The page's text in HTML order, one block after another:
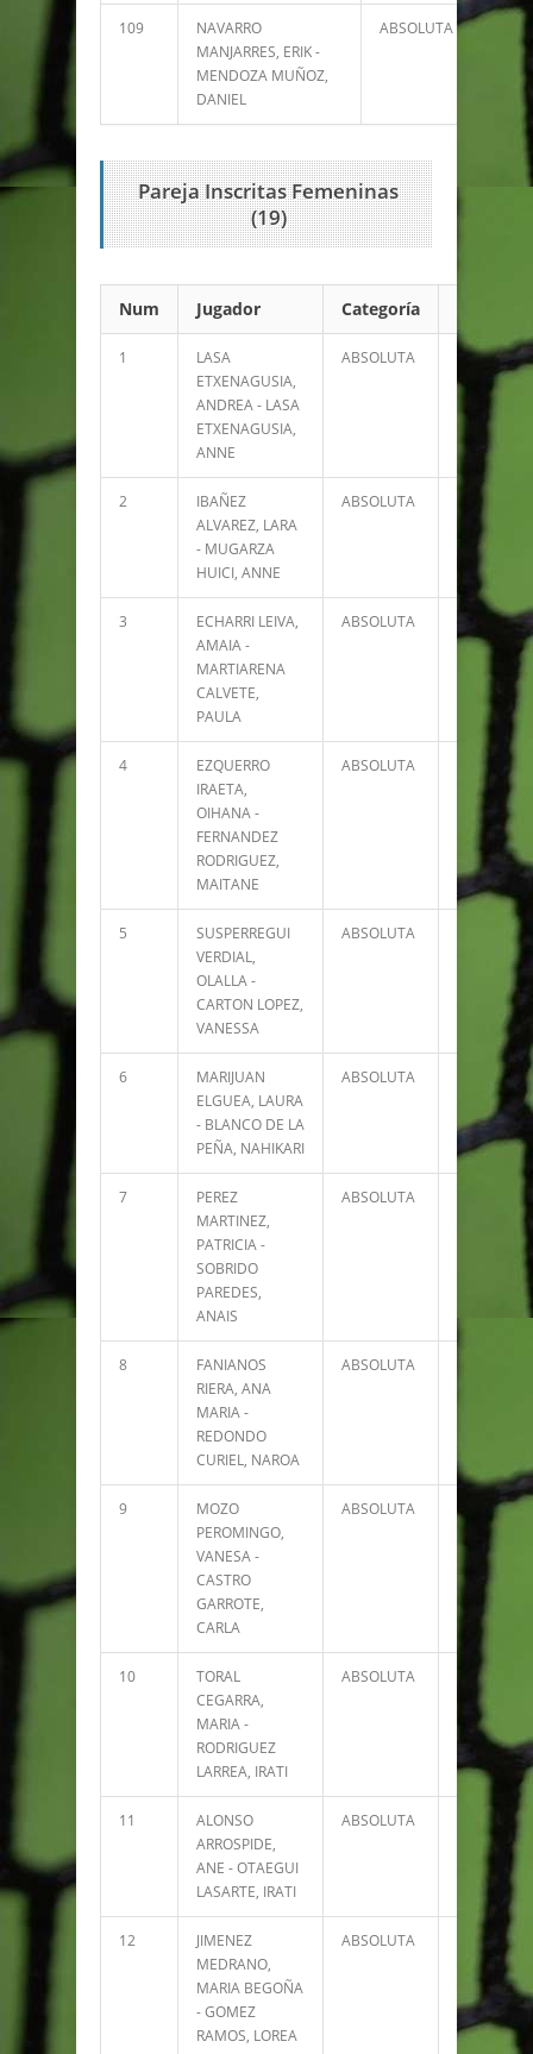
109
NAVARRO
MANJARRES, ERIK -
MENDOZA MUÑOZ,
DANIEL
ABSOLUTA
Pareja Inscritas Femeninas
(19)
Num Jugador Categoría
1
LASA
ETXENAGUSIA,
ANDREA - LASA
ETXENAGUSIA,
ANNE
ABSOLUTA 48746
2
IBAÑEZ
ALVAREZ, LARA
- MUGARZA
HUICI, ANNE
ABSOLUTA
3
ECHARRI LEIVA,
AMAIA -
MARTIARENA
CALVETE,
PAULA
ABSOLUTA 18471
4
EZQUERRO
IRAETA,
OIHANA -
FERNANDEZ
RODRIGUEZ,
MAITANE
ABSOLUTA
5
SUSPERREGUI
VERDIAL,
OLALLA -
CARTON LOPEZ,
VANESSA
ABSOLUTA
6
MARIJUAN
ELGUEA, LAURA
- BLANCO DE LA
PEÑA, NAHIKARI
ABSOLUTA 15224
7
PEREZ
MARTINEZ,
PATRICIA -
SOBRIDO
PAREDES,
ANAIS
ABSOLUTA
8
FANIANOS
RIERA, ANA
MARIA -
REDONDO
CURIEL, NAROA
ABSOLUTA
9
MOZO
PEROMINGO,
VANESA -
CASTRO
GARROTE,
CARLA
ABSOLUTA 11844
10
TORAL
CEGARRA,
MARIA -
RODRIGUEZ
LARREA, IRATI
ABSOLUTA 11795
11
ALONSO
ARROSPIDE,
ANE - OTAEGUI
LASARTE, IRATI
ABSOLUTA
12
JIMENEZ
MEDRANO,
MARIA BEGOÑA
- GOMEZ
RAMOS, LOREA
ABSOLUTA